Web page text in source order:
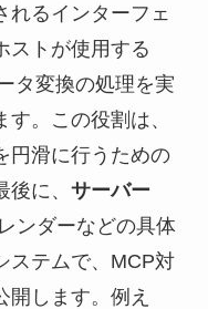
れるインターフェ
ストが使用する
タ変換の処理を実
。この役割は、
円滑に行うための
に、 サーバー
ンダーなどの具体
ステムで、MCP対
開します。例え